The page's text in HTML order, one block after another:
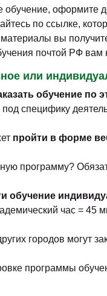
обучение, оформите
по ссылке,
вы
почтой РФ
или
обучение по
под специфику
пройти в форме
программу?
обучение
час = 45
городов могут
программы